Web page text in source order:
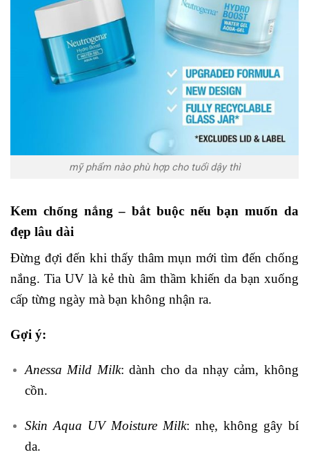
mỹ phẩm nào phù hợp cho tuổi dậy thì
Kem chống nắng – bắt buộc nếu bạn muốn da
đẹp lâu dài
Đừng đợi đến khi thấy thâm mụn mới tìm đến chống
nắng. Tia UV là kẻ thù âm thầm khiến da bạn xuống
cấp từng ngày mà bạn không nhận ra.
Gợi ý:
Anessa Mild Milk: dành cho da nhạy cảm, không
cồn.
Skin Aqua UV Moisture Milk: nhẹ, không gây bí
da.